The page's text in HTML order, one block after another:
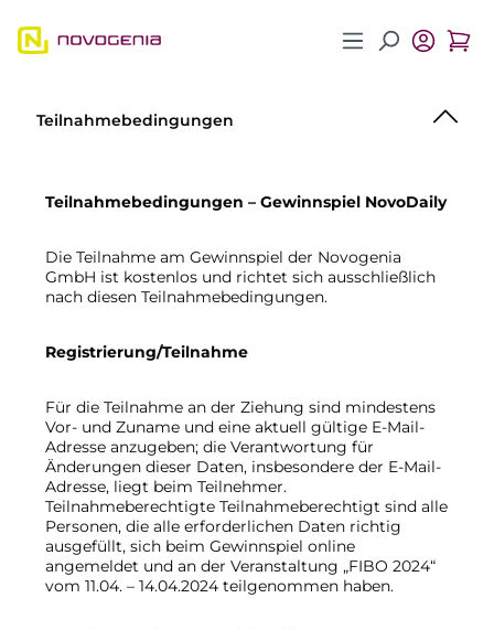
Zum Hauptinhalt springen
Teilnahmebedingungen
Teilnahmebedingungen – Gewinnspiel NovoDaily
Die Teilnahme am Gewinnspiel der Novogenia
GmbH ist kostenlos und richtet sich ausschließlich
nach diesen Teilnahmebedingungen.
Registrierung/Teilnahme
Für die Teilnahme an der Ziehung sind mindestens
Vor- und Zuname und eine aktuell gültige E-Mail-
Adresse anzugeben; die Verantwortung für
Änderungen dieser Daten, insbesondere der E-Mail-
Adresse, liegt beim Teilnehmer.
Teilnahmeberechtigte Teilnahmeberechtigt sind alle
Personen, die alle erforderlichen Daten richtig
ausgefüllt, sich beim Gewinnspiel online
angemeldet und an der Veranstaltung „FIBO 2024“
vom 11.04. – 14.04.2024 teilgenommen haben.